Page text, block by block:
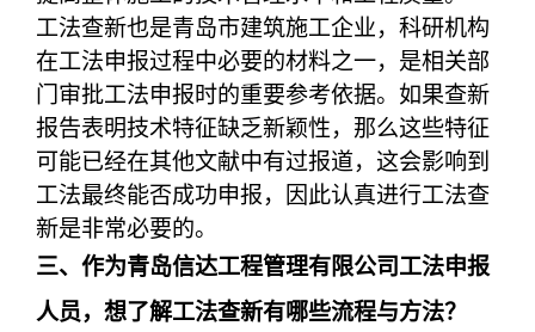
工法查新也是青岛市建筑施工企业，科研机构
在工法申报过程中必要的材料之一，是相关部
门审批工法申报时的重要参考依据。如果查新
报告表明技术特征缺乏新颖性，那么这些特征
可能已经在其他文献中有过报道，这会影响到
工法最终能否成功申报，因此认真进行工法查
新是非常必要的。
三、作为青岛信达工程管理有限公司工法申报
人员，想了解工法查新有哪些流程与方法？